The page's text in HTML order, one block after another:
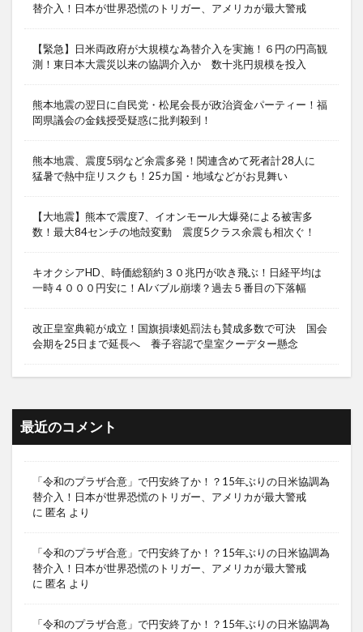
替介入！日本が世界恐慌のトリガー、アメリカが最大警戒
【緊急】日米両政府が大規模な為替介入を実施！６円の円高観
測！東日本大震災以来の協調介入か 数十兆円規模を投入
熊本地震の翌日に自民党・松尾会長が政治資金パーティー！福
岡県議会の金銭授受疑惑に批判殺到！
熊本地震、震度5弱など余震多発！関連含めて死者計28人に
猛暑で熱中症リスクも！25カ国・地域などがお見舞い
【大地震】熊本で震度7、イオンモール大爆発による被害多
数！最大84センチの地殻変動 震度5クラス余震も相次ぐ！
キオクシアHD、時価総額約３０兆円が吹き飛ぶ！日経平均は
一時４０００円安に！AIバブル崩壊？過去５番目の下落幅
改正皇室典範が成立！国旗損壊処罰法も賛成多数で可決 国会
会期を25日まで延長へ 養子容認で皇室クーデター懸念
最近のコメント
「令和のプラザ合意」で円安終了か！？15年ぶりの日米協調為
替介入！日本が世界恐慌のトリガー、アメリカが最大警戒
に 匿名 より
「令和のプラザ合意」で円安終了か！？15年ぶりの日米協調為
替介入！日本が世界恐慌のトリガー、アメリカが最大警戒
に 匿名 より
「令和のプラザ合意」で円安終了か！？15年ぶりの日米協調為